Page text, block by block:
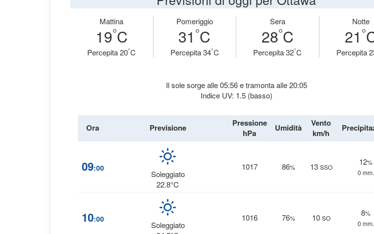
Mattina
19°C
Percepita 20°C
Pomeriggio
31 °C
Percepita 34°C
Sera
28°C
Percepita 32°C
Notte
21 °
Percepita
Il sole sorge alle 05:56 e tramonta alle 20:05
Indice UV: 1.5 (basso)
Ora Previsione
Pressione
hPa
Umidità
Vento
km/h
09:00
Soleggiato
22.8°C
1017 86% 13 SSO
12%
0 mm.
10:00
Soleggiato
1016 76% 10 SO
8%
0 mm.